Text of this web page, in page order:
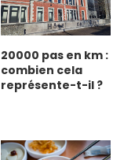
20000 pas en km :
combien cela
représente-t-il ?